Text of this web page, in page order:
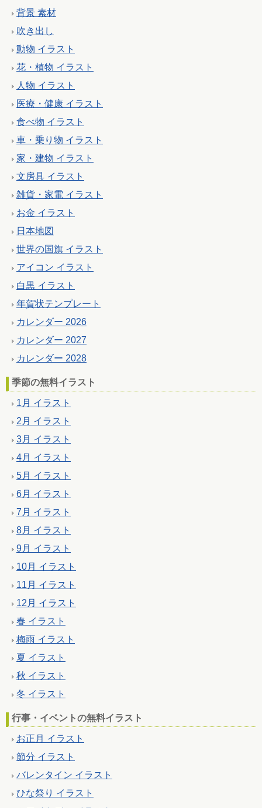
背景 素材
吹き出し
動物 イラスト
花・植物 イラスト
人物 イラスト
医療・健康 イラスト
食べ物 イラスト
車・乗り物 イラスト
家・建物 イラスト
文房具 イラスト
雑貨・家電 イラスト
お金 イラスト
日本地図
世界の国旗 イラスト
アイコン イラスト
白黒 イラスト
年賀状テンプレート
カレンダー 2026
カレンダー 2027
カレンダー 2028
季節の無料イラスト
1月 イラスト
2月 イラスト
3月 イラスト
4月 イラスト
5月 イラスト
6月 イラスト
7月 イラスト
8月 イラスト
9月 イラスト
10月 イラスト
11月 イラスト
12月 イラスト
春 イラスト
梅雨 イラスト
夏 イラスト
秋 イラスト
冬 イラスト
行事・イベントの無料イラスト
お正月 イラスト
節分 イラスト
バレンタイン イラスト
ひな祭り イラスト